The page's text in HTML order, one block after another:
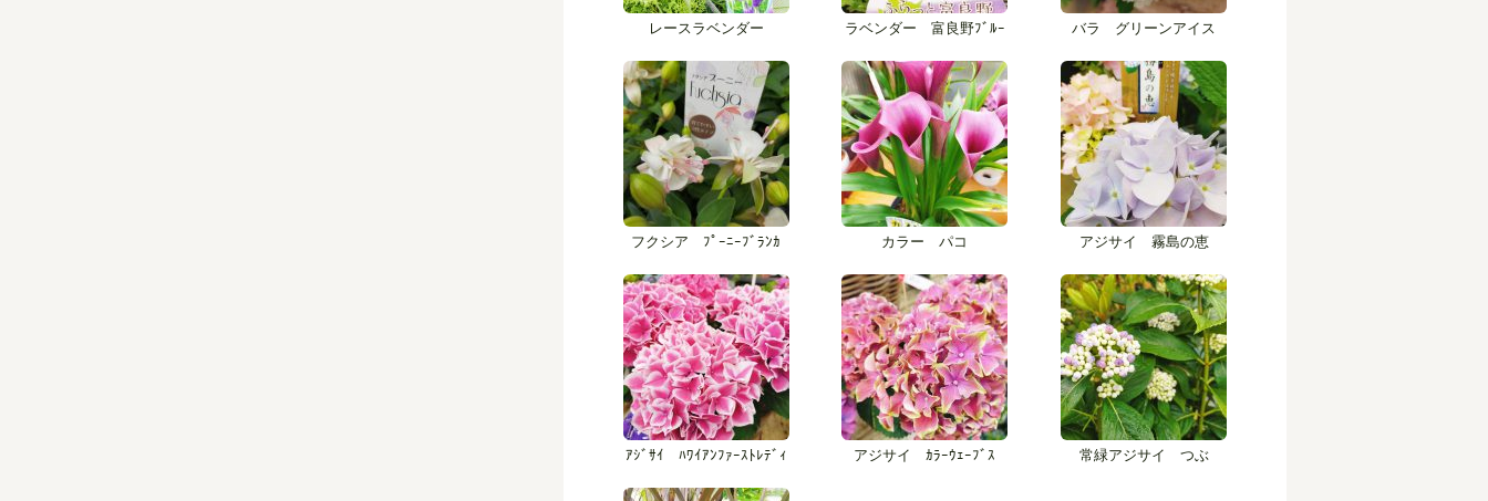
レースラベンダー ラベンダー 富良野ﾌﾞﾙｰ バラ グリーンアイス
フクシア ﾌﾟｰﾆｰﾌﾞﾗﾝｶ カラー パコ アジサイ 霧島の恵
ｱｼﾞｻｲ ﾊﾜｲｱﾝﾌｧｰｽﾄﾚﾃﾞｨ アジサイ ｶﾗｰｳｪｰﾌﾞｽ 常緑アジサイ つぶ